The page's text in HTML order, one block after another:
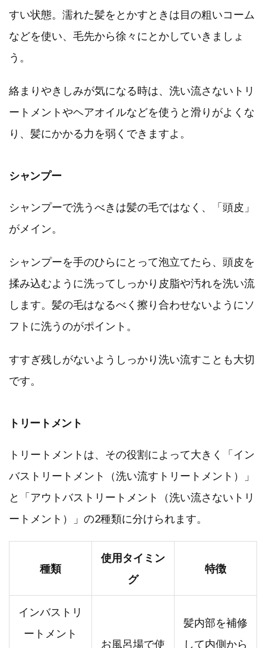
すい状態。濡れた髪をとかすときは目の粗いコーム
などを使い、毛先から徐々にとかしていきましょ
う。
絡まりやきしみが気になる時は、洗い流さないトリ
ートメントやヘアオイルなどを使うと滑りがよくな
り、髪にかかる力を弱くできますよ。
シャンプー
シャンプーで洗うべきは髪の毛ではなく、「頭皮」
がメイン。
シャンプーを手のひらにとって泡立てたら、頭皮を
揉み込むように洗ってしっかり皮脂や汚れを洗い流
します。髪の毛はなるべく擦り合わせないようにソ
フトに洗うのがポイント。
すすぎ残しがないようしっかり洗い流すことも大切
です。
トリートメント
トリートメントは、その役割によって大きく「イン
バストリートメント（洗い流すトリートメント）」
と「アウトバストリートメント（洗い流さないトリ
ートメント）」の2種類に分けられます。
種類
使用タイミン
グ
特徴
インバストリ
ートメント
お風呂場で使
髪内部を補修
して内側から